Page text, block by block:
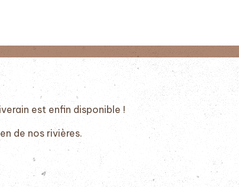
est enfin disponible !
de nos rivières.